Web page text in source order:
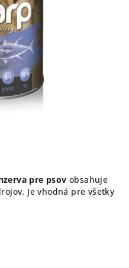
pre psov obsahuje
Je vhodná pre všetky